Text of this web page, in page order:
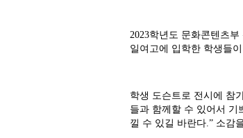
2023학년도 문화콘텐츠
일여고에 입학한 학생들
학생 도슨트로 전시에 참
들과 함께할 수 있어서 기
낄 수 있길 바란다.” 소감